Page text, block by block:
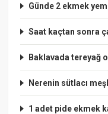
Günde 2 ekmek
Saat kaçtan sonra
Baklavada tereyağ
Nerenin sütlacı
1 adet pide ekmek